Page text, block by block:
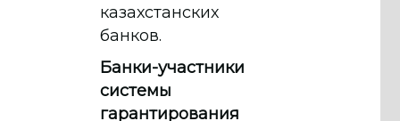
казахстанских
банков.
Банки-участники
системы
гарантирования